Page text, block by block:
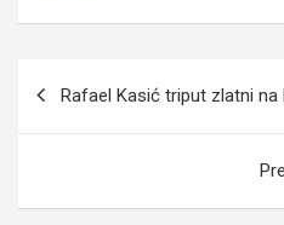
Rafael Kasić triput zlatni na